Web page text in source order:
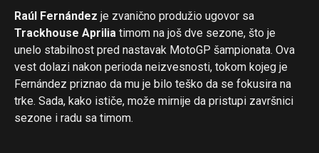
Raúl Fernández je zvanično produžio ugovor sa
Trackhouse Aprilia timom na još dve sezone, što je
unelo stabilnost pred nastavak MotoGP šampionata. Ova
vest dolazi nakon perioda neizvesnosti, tokom kojeg je
Fernández priznao da mu je bilo teško da se fokusira na
trke. Sada, kako ističe, može mirnije da pristupi završnici
sezone i radu sa timom.